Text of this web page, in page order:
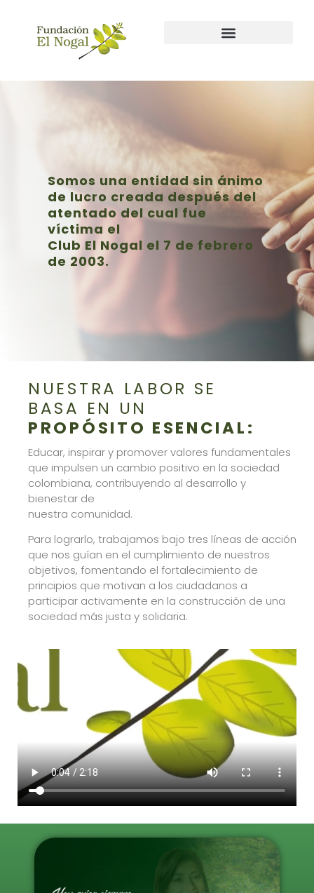
Somos una entidad sin ánimo
de lucro creada después del
atentado del cual fue
víctima el
Club El Nogal el 7 de febrero
de 2003.
NUESTRA LABOR SE
BASA EN UN
PROPÓSITO ESENCIAL:
Educar, inspirar y promover valores fundamentales
que impulsen un cambio positivo en la sociedad
colombiana, contribuyendo al desarrollo y
bienestar de
nuestra comunidad.
Para lograrlo, trabajamos bajo tres líneas de acción
que nos guían en el cumplimiento de nuestros
objetivos, fomentando el fortalecimiento de
principios que motivan a los ciudadanos a
participar activamente en la construcción de una
sociedad más justa y solidaria.